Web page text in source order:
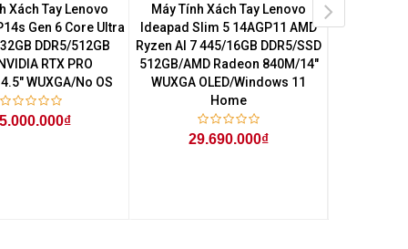
Xách Tay Lenovo
Gen 6 Core Ultra
DDR5/512GB
RTX PRO
WUXGA/No OS
Máy Tính Xách Tay Lenovo
Ideapad Slim 5 14AGP11 AMD
Ryzen AI 7 445/16GB DDR5/SSD
512GB/AMD Radeon 840M/14"
WUXGA OLED/Windows 11
Home
29.690.000₫